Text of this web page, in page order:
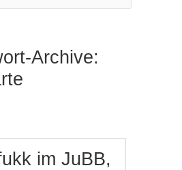
Archive:
im JuBB,